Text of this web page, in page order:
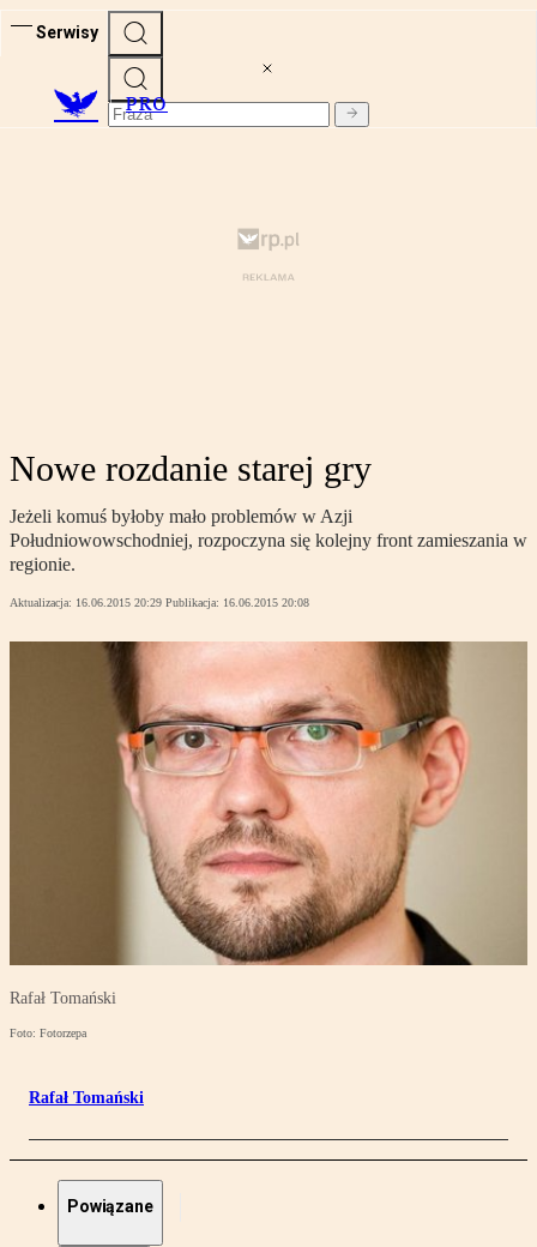
Serwisy
PRO
Nowe rozdanie starej gry
Jeżeli komuś byłoby mało problemów w Azji
Południowowschodniej, rozpoczyna się kolejny front zamieszania w
regionie.
Aktualizacja: 16.06.2015 20:29 Publikacja: 16.06.2015 20:08
Rafał Tomański
Foto: Fotorzepa
Rafał Tomański
Powiązane